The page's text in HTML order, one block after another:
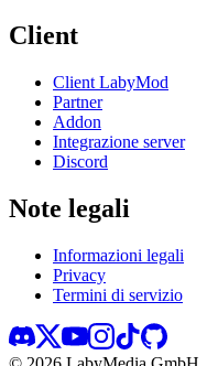
Client
Client LabyMod
Partner
Addon
Integrazione server
Discord
Note legali
Informazioni legali
Privacy
Termini di servizio